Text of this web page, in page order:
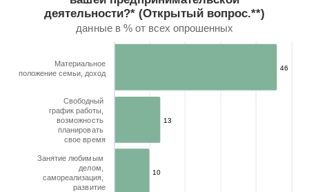
* Представлены пять самых частых ответов.
** При ответе на открытый вопрос респонденту
View as data table, Как вы думаете, что члены вашей
The chart has 1 Y axis displaying values. Range: 0 to 50.
деятельности?* (Открытый вопрос.**)
данные в % от всех опрошенных
46
46
13
13
10
10
Материальное
положение семьи, доход
Свободный
график работы,
возможность
планировать
свое время
Занятие любимым
делом,
самореализация,
развитие